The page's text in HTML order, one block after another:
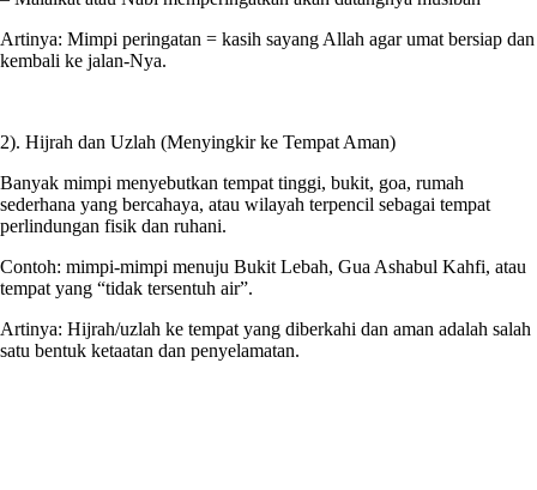
Artinya: Mimpi peringatan = kasih sayang Allah agar umat bersiap dan
kembali ke jalan-Nya.
2). Hijrah dan Uzlah (Menyingkir ke Tempat Aman)
Banyak mimpi menyebutkan tempat tinggi, bukit, goa, rumah
sederhana yang bercahaya, atau wilayah terpencil sebagai tempat
perlindungan fisik dan ruhani.
Contoh: mimpi-mimpi menuju Bukit Lebah, Gua Ashabul Kahfi, atau
tempat yang “tidak tersentuh air”.
Artinya: Hijrah/uzlah ke tempat yang diberkahi dan aman adalah salah
satu bentuk ketaatan dan penyelamatan.